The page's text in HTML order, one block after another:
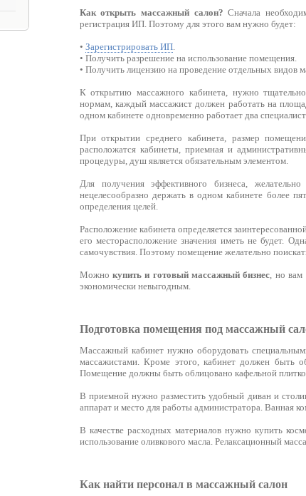
Как открыть массажный салон? Сначала
регистрация ИП. Поэтому для этого вам нужно будет:
• Зарегистрировать ИП.
• Получить разрешение на использование помещения.
• Получить лицензию на проведение отдельных видов
К открытию массажного кабинета, нужно
нормам, каждый массажист должен работать на
одном кабинете одновременно работает два
При открытии среднего кабинета, размер
расположатся кабинеты, приемная и
процедуры, душ является обязательным элементом.
Для получения эффективного бизнеса,
нецелесообразно держать в одном кабинете более
определения целей.
Расположение кабинета определяется
его месторасположение значения иметь не будет.
самочувствия. Поэтому помещение желательно
Можно купить и готовый массажный бизнес, но вам
экономически невыгодным.
Подготовка помещения под массажный
Массажный кабинет нужно оборудовать
массажистами. Кроме этого, кабинет должен быть
Помещение должны быть облицовано кафельной
В приемной нужно разместить удобный диван и
аппарат и место для работы администратора. Ванная
В качестве расходных материалов нужно купить
использование оливкового масла. Релаксационный
Как найти персонал в массажный салон